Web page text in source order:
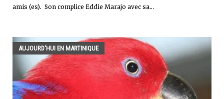
amis (es). Son complice Eddie Marajo avec sa...
AUJOURD'HUI EN MARTINIQUE